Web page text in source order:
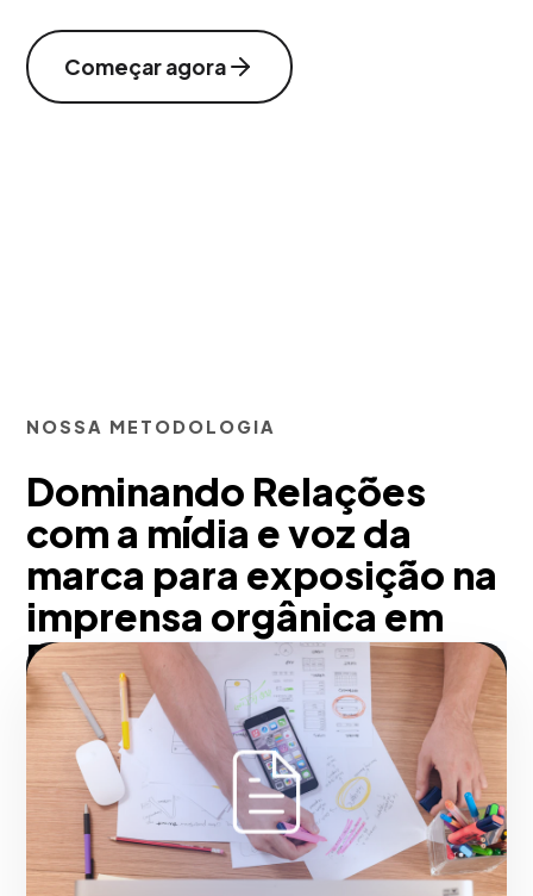
Começar agora
NOSSA METODOLOGIA
Dominando Relações
com a mídia e voz da
marca para exposição na
imprensa orgânica em
Rio de Janeiro
Trabalhando junto com você,
publicidade que educa é que convence.
Através de alianças com a imprensa
escrita e portais digitais premium,
posicionamos os atributos complexos